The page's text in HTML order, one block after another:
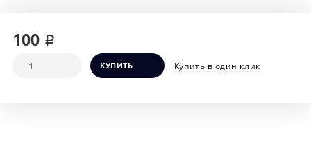
100 ₽
КУПИТЬ Купить в один клик